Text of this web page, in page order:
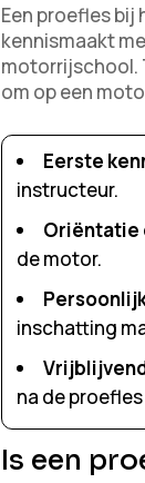
Een proefles
kennismaakt
motorrijschool.
om op een
Eerste
instructeur.
Oriëntatie
de motor.
inschatting
na de
Is een